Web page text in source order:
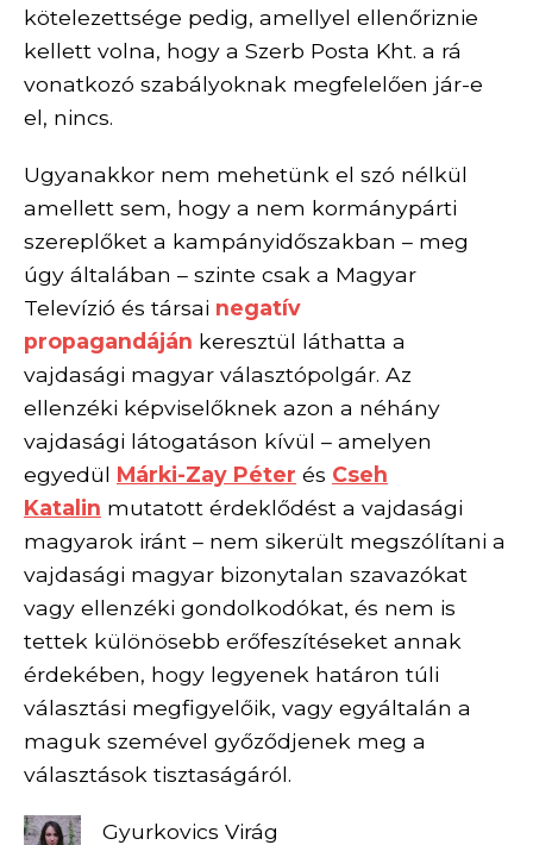
kötelezettsége pedig, amellyel ellenőriznie
kellett volna, hogy a Szerb Posta Kht. a rá
vonatkozó szabályoknak megfelelően jár-e
el, nincs.
Ugyanakkor nem mehetünk el szó nélkül
amellett sem, hogy a nem kormánypárti
szereplőket a kampányidőszakban – meg
úgy általában – szinte csak a Magyar
Televízió és társai negatív
propagandáján keresztül láthatta a
vajdasági magyar választópolgár. Az
ellenzéki képviselőknek azon a néhány
vajdasági látogatáson kívül – amelyen
egyedül Márki-Zay Péter és Cseh
Katalin mutatott érdeklődést a vajdasági
magyarok iránt – nem sikerült megszólítani a
vajdasági magyar bizonytalan szavazókat
vagy ellenzéki gondolkodókat, és nem is
tettek különösebb erőfeszítéseket annak
érdekében, hogy legyenek határon túli
választási megfigyelőik, vagy egyáltalán a
maguk szemével győződjenek meg a
választások tisztaságáról.
Gyurkovics Virág